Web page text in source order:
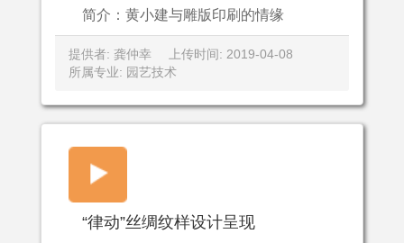
简介：黄小建与雕版印刷的情缘
提供者: 龚仲幸
上传时间: 2019-04-08
所属专业: 园艺技术
“律动”丝绸纹样设计呈现